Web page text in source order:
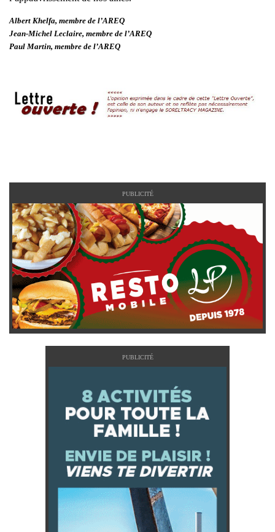
Albert Khelfa, membre de l’AREQ
Jean-Michel Leclaire, membre de l’AREQ
Paul Martin, membre de l’AREQ
PUBLICITÉ
PUBLICITÉ